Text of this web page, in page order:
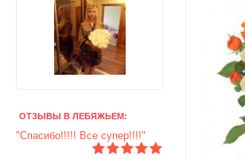
ОТЗЫВЫ В ЛЕБЯЖЬЕМ:
"Спасибо!!!!! Все супер!!!!"